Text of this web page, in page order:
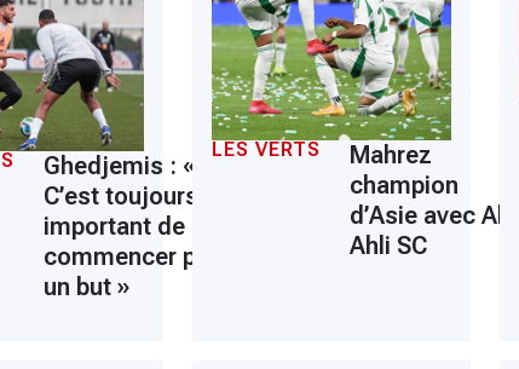
Ghedjemis : «
C’est toujours
important de
commencer par
un but »
LES VERTS
Mahrez
champion
d’Asie avec Al
Ahli SC